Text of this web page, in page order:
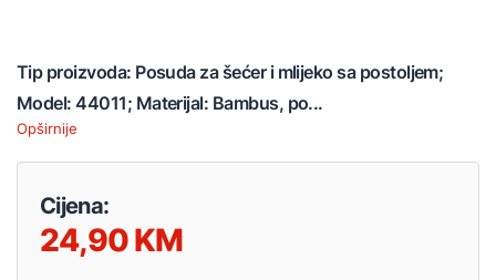
Tip proizvoda: Posuda za šećer i mlijeko sa postoljem;
Model: 44011; Materijal: Bambus, po...
Opširnije
Cijena:
24,90